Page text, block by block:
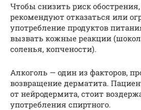
Чтобы снизить риск
рекомендуют отказаться или
употребление продуктов
вызвать кожные реакции
соленья, копчености).
Алкоголь — один из факторов,
возвращение дерматита.
от нейродермита, стоит
употребления спиртного.